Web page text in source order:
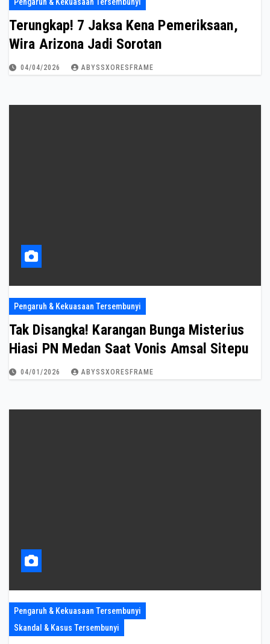
Terungkap! 7 Jaksa Kena Pemeriksaan,
Wira Arizona Jadi Sorotan
04/04/2026 ABYSSXORESFRAME
Pengaruh & Kekuasaan Tersembunyi
Tak Disangka! Karangan Bunga Misterius
Hiasi PN Medan Saat Vonis Amsal Sitepu
04/01/2026 ABYSSXORESFRAME
Pengaruh & Kekuasaan Tersembunyi
Skandal & Kasus Tersembunyi